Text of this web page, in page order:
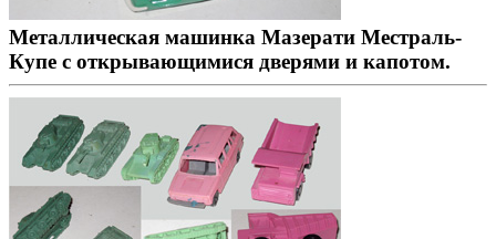
Металлическая машинка Мазерати Местраль-
Купе с открывающимися дверями и капотом.